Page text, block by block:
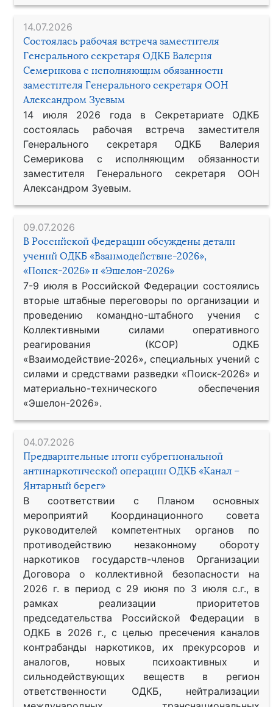
14.07.2026
Состоялась рабочая встреча заместителя
Генерального секретаря ОДКБ Валерия
Семерикова с исполняющим обязанности
заместителя Генерального секретаря ООН
Александром Зуевым
14 июля 2026 года в Секретариате ОДКБ
состоялась рабочая встреча заместителя
Генерального секретаря ОДКБ Валерия
Семерикова с исполняющим обязанности
заместителя Генерального секретаря ООН
Александром Зуевым.
09.07.2026
В Российской Федерации обсуждены детали
учений ОДКБ «Взаимодействие-2026»,
«Поиск-2026» и «Эшелон-2026»
7-9 июля в Российской Федерации состоялись
вторые штабные переговоры по организации и
проведению командно-штабного учения с
Коллективными силами оперативного
реагирования (КСОР) ОДКБ
«Взаимодействие-2026», специальных учений с
силами и средствами разведки «Поиск-2026» и
материально-технического обеспечения
«Эшелон-2026».
04.07.2026
Предварительные итоги субрегиональной
антинаркотической операции ОДКБ «Канал –
Янтарный берег»
В соответствии с Планом основных
мероприятий Координационного совета
руководителей компетентных органов по
противодействию незаконному обороту
наркотиков государств-членов Организации
Договора о коллективной безопасности на
2026 г. в период с 29 июня по 3 июля с.г., в
рамках реализации приоритетов
председательства Российской Федерации в
ОДКБ в 2026 г., с целью пресечения каналов
контрабанды наркотиков, их прекурсоров и
аналогов, новых психоактивных и
сильнодействующих веществ в регион
ответственности ОДКБ, нейтрализации